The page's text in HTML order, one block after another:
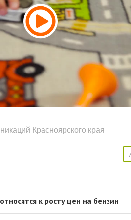
Красноярского края
к росту цен на бензин